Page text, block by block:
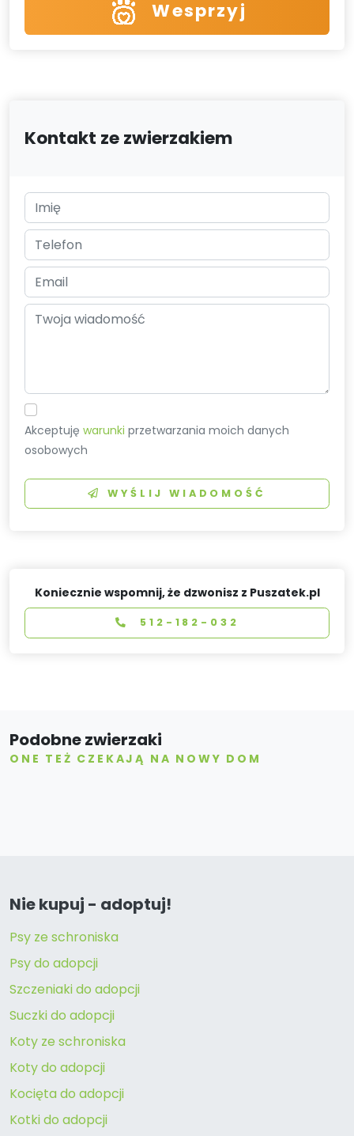
Wesprzyj
Kontakt ze zwierzakiem
Akceptujęwarunki przetwarzania moich danych
osobowych
WYŚLIJ WIADOMOŚĆ
Koniecznie wspomnij, że dzwonisz z Puszatek.pl
512-182-032
Podobne zwierzaki
ONE TEŻ CZEKAJĄ NA NOWY DOM
Nie kupuj - adoptuj!
Psy ze schroniska
Psy do adopcji
Szczeniaki do adopcji
Suczki do adopcji
Koty ze schroniska
Koty do adopcji
Kocięta do adopcji
Kotki do adopcji